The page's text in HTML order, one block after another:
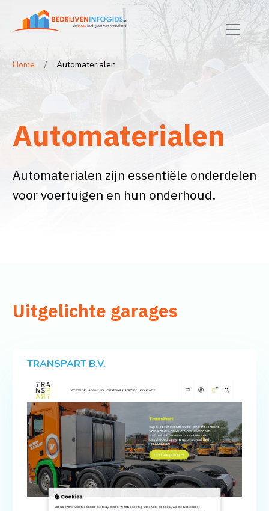
Home Automaterialen
Automaterialen
Automaterialen zijn essentiële onderdelen
voor voertuigen en hun onderhoud.
Uitgelichte garages
TRANSPART B.V.